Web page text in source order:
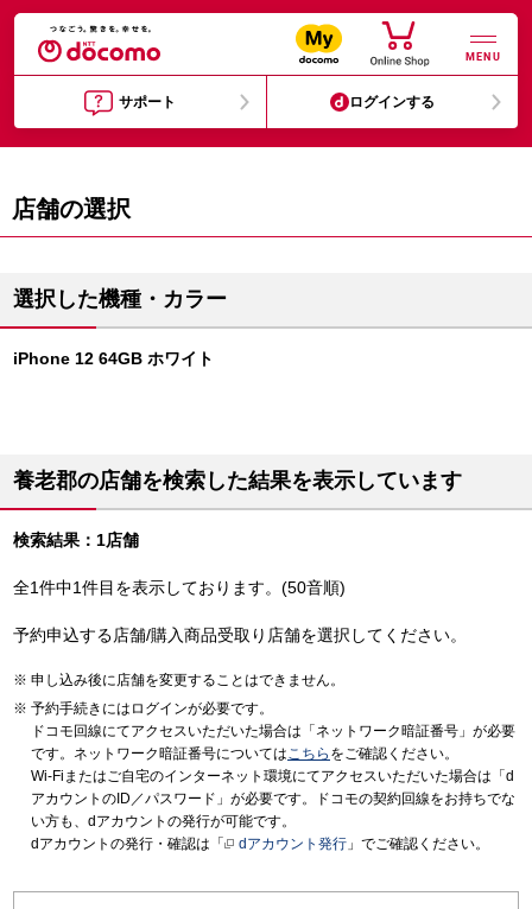
MENU
サポート ログインする
店舗の選択
選択した機種・カラー
iPhone 12 64GB ホワイト
養老郡の店舗を検索した結果を表示しています
検索結果：1店舗
全1件中1件目を表示しております。(50音順)
予約申込する店舗/購入商品受取り店舗を選択してください。
申し込み後に店舗を変更することはできません。
予約手続きにはログインが必要です。
ドコモ回線にてアクセスいただいた場合は「ネットワーク暗証番号」が必要
です。ネットワーク暗証番号についてはこちら をご確認ください。
Wi-Fiまたはご自宅のインターネット環境にてアクセスいただいた場合は「d
アカウントのID／パスワード」が必要です。ドコモの契約回線をお持ちでな
い方も、dアカウントの発行が可能です。
dアカウントの発行・確認は「
dアカウント発行 」でご確認ください。